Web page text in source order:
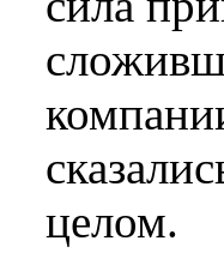
целом.